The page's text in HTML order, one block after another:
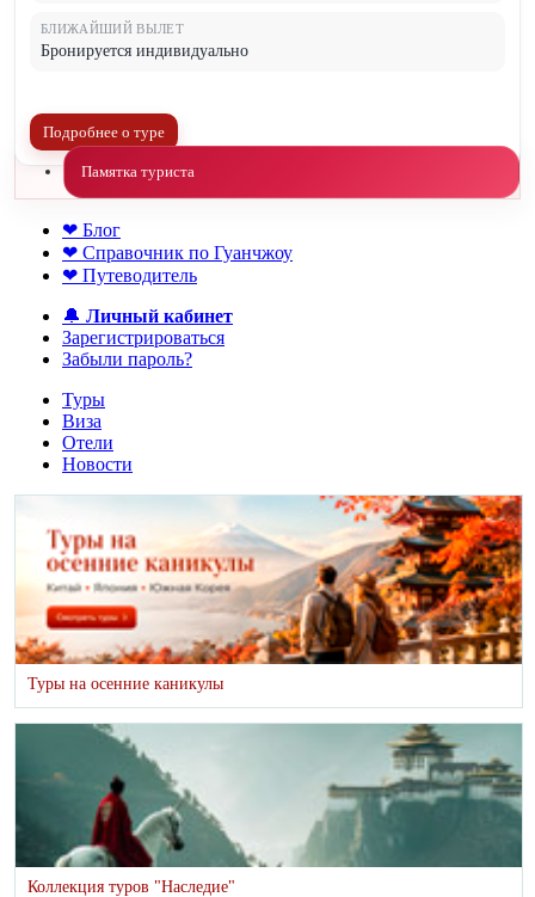
БЛИЖАЙШИЙ ВЫЛЕТ
Бронируется индивидуально
Подробнее о туре
Памятка туриста
❤ Блог
❤ Справочник по Гуанчжоу
❤ Путеводитель
🔔 Личный кабинет
Зарегистрироваться
Забыли пароль?
Туры
Виза
Отели
Новости
Туры на осенние каникулы
Коллекция туров "Наследие"